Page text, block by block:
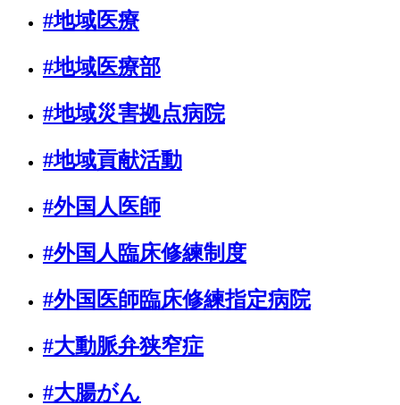
#地域医療
#地域医療部
#地域災害拠点病院
#地域貢献活動
#外国人医師
#外国人臨床修練制度
#外国医師臨床修練指定病院
#大動脈弁狭窄症
#大腸がん